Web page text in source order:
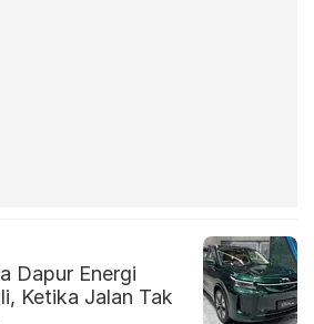
Dapur Energi
Ketika Jalan Tak